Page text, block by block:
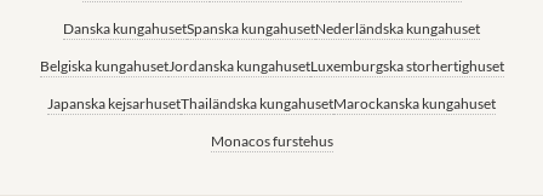
Danska kungahusetSpanska kungahusetNederländska kungahuset
Belgiska kungahusetJordanska kungahusetLuxemburgska storhertighuset
Japanska kejsarhusetThailändska kungahusetMarockanska kungahuset
Monacos furstehus